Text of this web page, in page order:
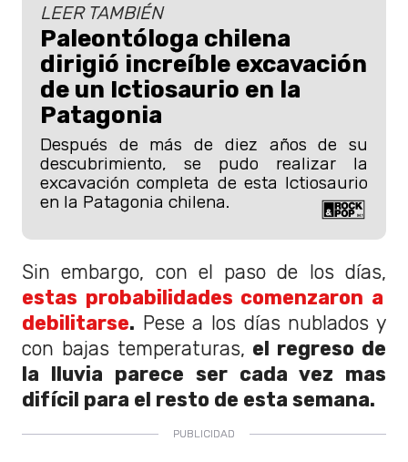
LEER TAMBIÉN
Paleontóloga chilena
dirigió increíble excavación
de un Ictiosaurio en la
Patagonia
Después de más de diez años de su
descubrimiento, se pudo realizar la
excavación completa de esta Ictiosaurio
en la Patagonia chilena.
Sin embargo, con el paso de los días,
estas probabilidades comenzaron a
debilitarse. Pese a los días nublados y
con bajas temperaturas, el regreso de
la lluvia parece ser cada vez mas
difícil para el resto de esta semana.